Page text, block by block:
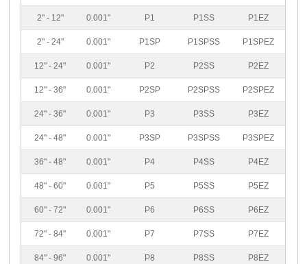
2" - 12" 0.001" P1 P1SS P1EZ
2" - 24" 0.001" P1SP P1SPSS P1SPEZ
12" - 24" 0.001" P2 P2SS P2EZ
12" - 36" 0.001" P2SP P2SPSS P2SPEZ
24" - 36" 0.001" P3 P3SS P3EZ
24" - 48" 0.001" P3SP P3SPSS P3SPEZ
36" - 48" 0.001" P4 P4SS P4EZ
48" - 60" 0.001" P5 P5SS P5EZ
60" - 72" 0.001" P6 P6SS P6EZ
72" - 84" 0.001" P7 P7SS P7EZ
84" - 96" 0.001" P8 P8SS P8EZ